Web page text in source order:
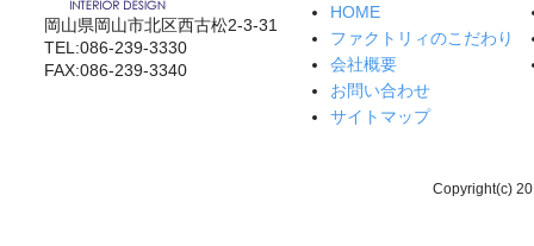
岡山県岡山市北区西古松2-3-31
TEL:086-239-3330
FAX:086-239-3340
HOME
ファクトリィのこだわり
会社概要
お問い合わせ
サイトマップ
Copyright(c)